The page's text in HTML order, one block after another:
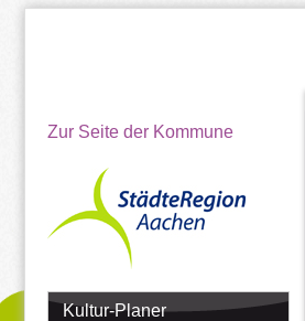
Zur Seite der Kommune
Kultur-Planer